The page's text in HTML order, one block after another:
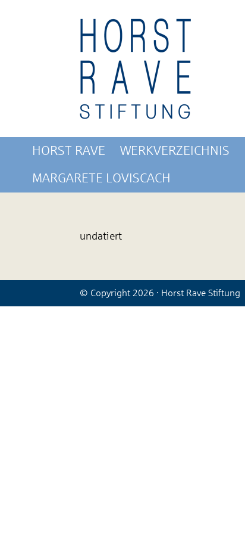
HORST RAVE WERKVERZEICHNIS
MARGARETE LOVISCACH
undatiert
© Copyright 2026 · Horst Rave Stiftung